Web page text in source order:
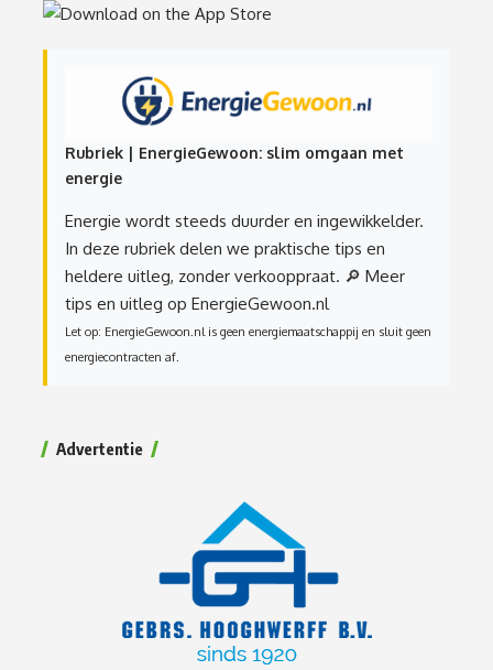
Rubriek | EnergieGewoon: slim omgaan met
energie
Energie wordt steeds duurder en ingewikkelder.
In deze rubriek delen we praktische tips en
heldere uitleg, zonder verkooppraat. 🔎 Meer
tips en uitleg op EnergieGewoon.nl
Let op: EnergieGewoon.nl is geen energiemaatschappij en sluit geen
energiecontracten af.
Advertentie